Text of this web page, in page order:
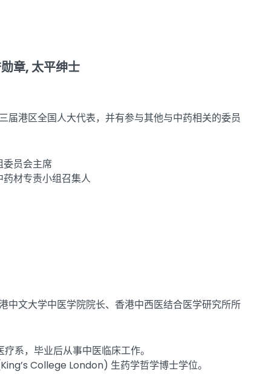
章, 太平绅士
届港区全国人大代表，并有参与其他与中药相关的委员
委员会主席
材专责小组召集人
中文大学中医学院院长、香港中西医结合医学研究所所
系，毕业后从事中医临床工作。
College London) 生药学哲学博士学位。